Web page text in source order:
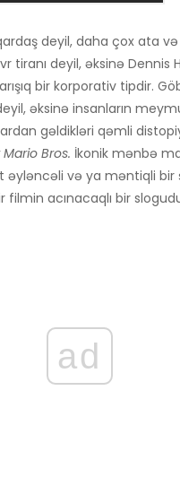
deyil, daha çox ata
tiranı deyil, əksinə Dennis
bir korporativ tipdir.
əksinə insanların
gəldikləri qəmli
Bros. İkonik mənbə
əyləncəli və ya məntiqli bir
filmin acınacaqlı bir
ad